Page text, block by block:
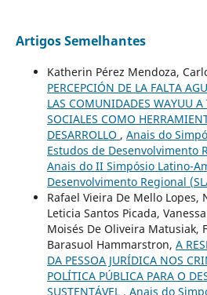
Artigos Semelhantes
Katherin Pérez Mendoza,
PERCEPCIÓN DE LA FALTA
LAS COMUNIDADES WAYUU A
SOCIALES COMO
DESARROLLO , Anais do
Estudos de Desenvolvimento
Anais do II Simpósio Latino-
Desenvolvimento Regional
Rafael Vieira De Mello Lopes,
Leticia Santos Picada,
Moisés De Oliveira Matusiak,
Barasuol Hammarstron, A
DA PESSOA JURÍDICA NOS
POLÍTICA PÚBLICA PARA O
SUSTENTÁVEL , Anais do